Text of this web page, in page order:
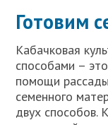
Готовим
Кабачковая
способами –
помощи
семенного
двух способов.